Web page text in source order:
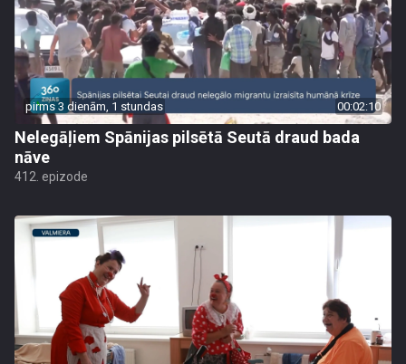
pirms 3 dienām, 1 stundas 00:02:10
Nelegāļiem Spānijas pilsētā Seutā draud bada
nāve
412. epizode